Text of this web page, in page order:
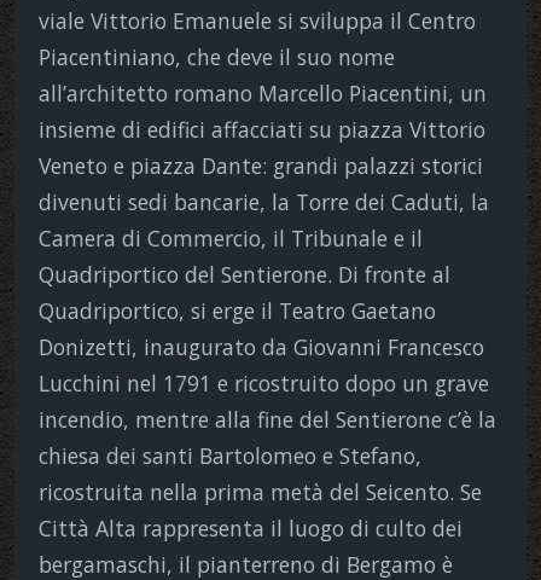
viale Vittorio Emanuele si sviluppa il Centro
Piacentiniano, che deve il suo nome
all’architetto romano Marcello Piacentini, un
insieme di edifici affacciati su piazza Vittorio
Veneto e piazza Dante: grandi palazzi storici
divenuti sedi bancarie, la Torre dei Caduti, la
Camera di Commercio, il Tribunale e il
Quadriportico del Sentierone. Di fronte al
Quadriportico, si erge il Teatro Gaetano
Donizetti, inaugurato da Giovanni Francesco
Lucchini nel 1791 e ricostruito dopo un grave
incendio, mentre alla fine del Sentierone c’è la
chiesa dei santi Bartolomeo e Stefano,
ricostruita nella prima metà del Seicento. Se
Città Alta rappresenta il luogo di culto dei
bergamaschi, il pianterreno di Bergamo è